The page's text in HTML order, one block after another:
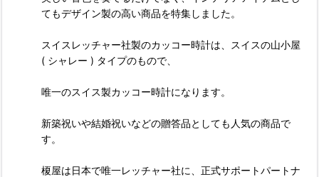
てもデザイン製の高い商品を特集しました。
スイスレッチャー社製のカッコー時計は、スイスの山小屋
( シャレー ) タイプのもので、
唯一のスイス製カッコー時計になります。
新築祝いや結婚祝いなどの贈答品としても人気の商品で
す。
榎屋は日本で唯一レッチャー社に、正式サポートパートナ